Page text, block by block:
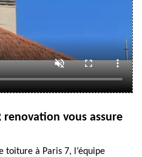
vous assure
toiture à Paris 7, l’équipe